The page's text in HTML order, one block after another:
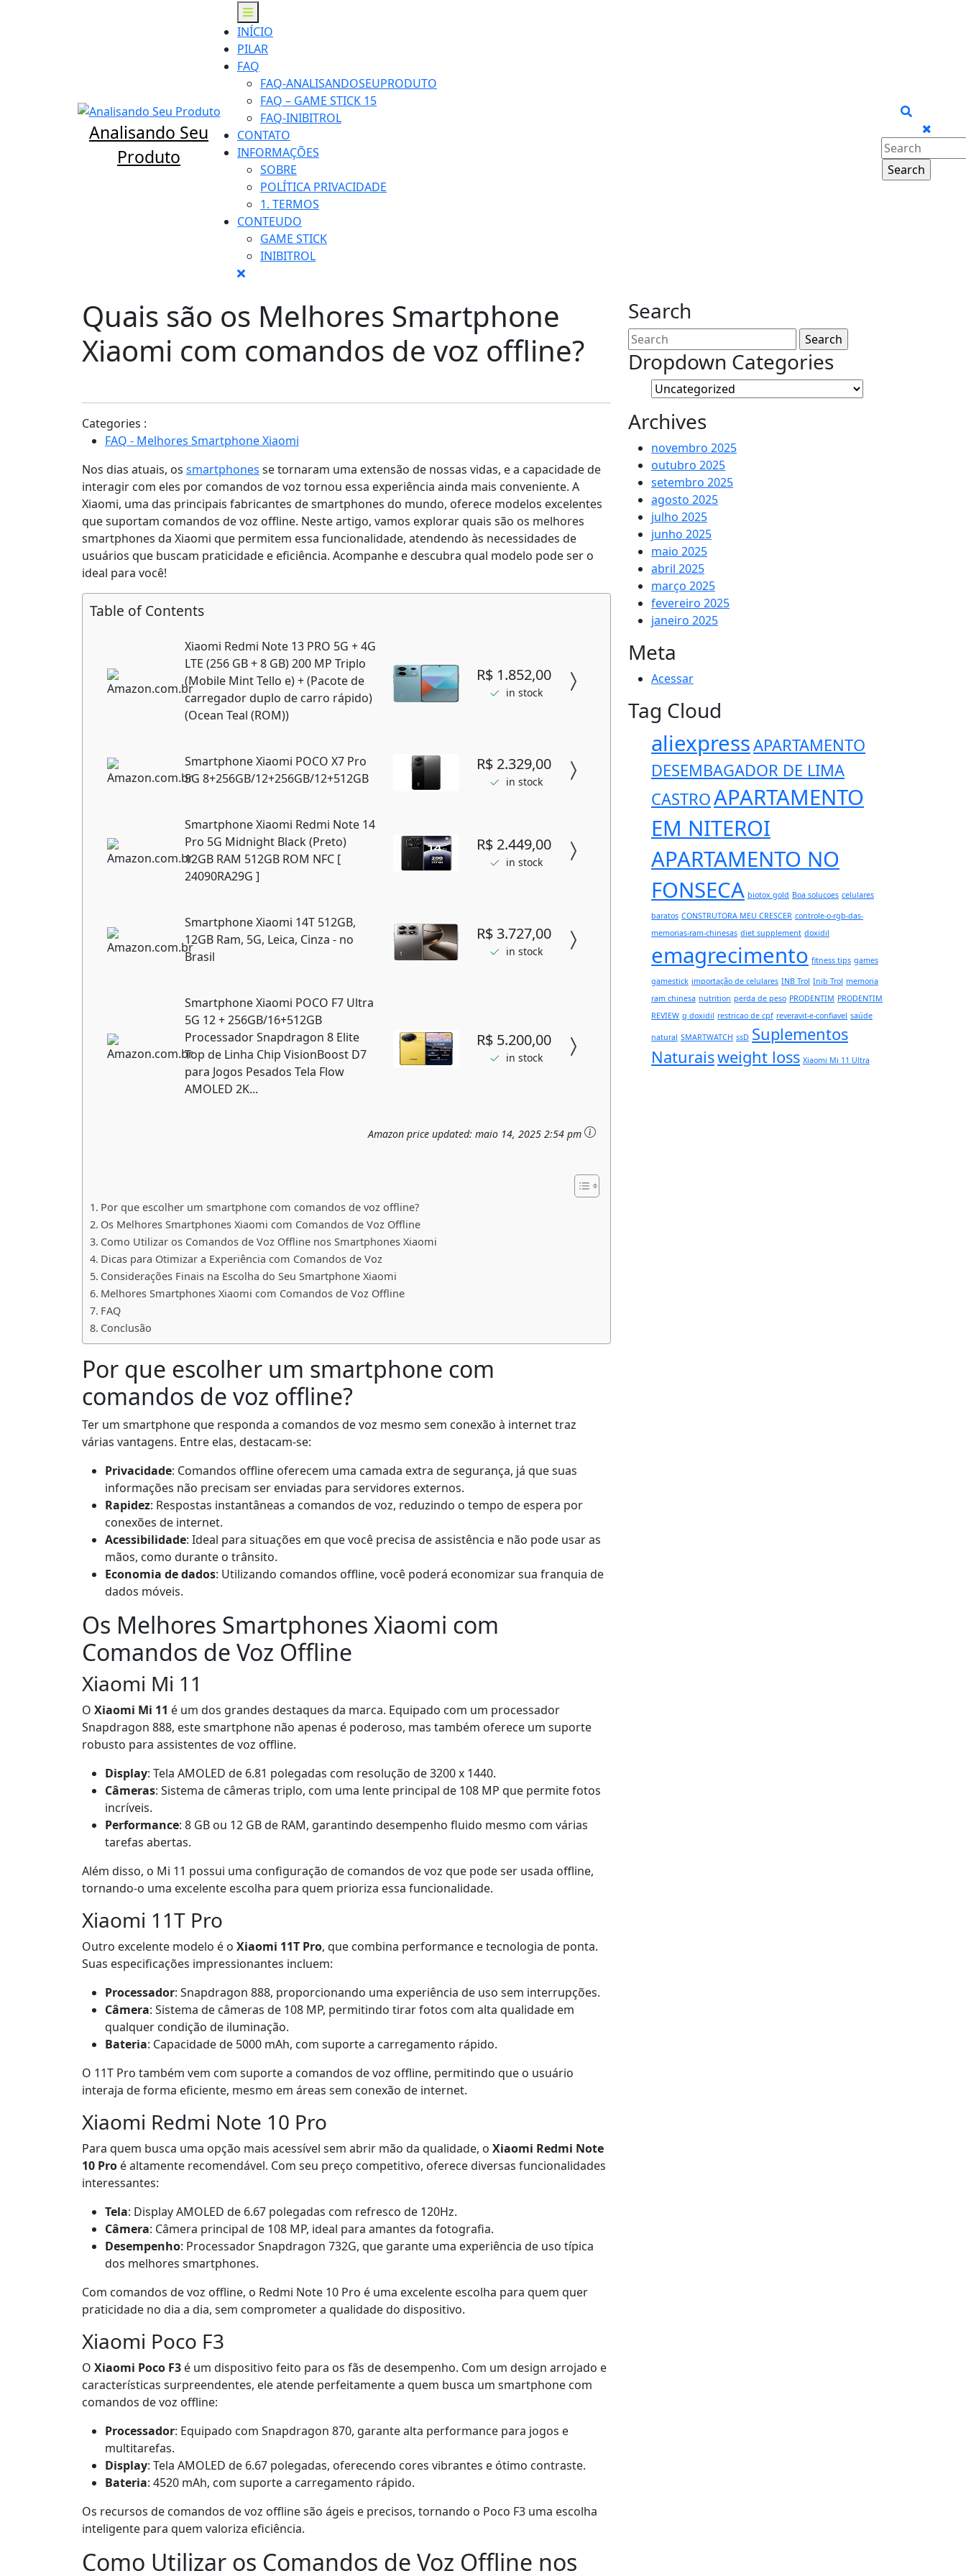
Analisando Seu
Produto
Open
Menu
INÍCIO
PILAR
FAQ
FAQ-ANALISANDOSEUPRODUTO
FAQ – GAME STICK 15
FAQ-INIBITROL
CONTATO
INFORMAÇÕES
SOBRE
POLÍTICA PRIVACIDADE
1. TERMOS
CONTEUDO
GAME STICK
INIBITROL
Close
Search
for:
Quais são os Melhores Smartphone
Xiaomi com comandos de voz offline?
Categories :
FAQ - Melhores Smartphone Xiaomi
Nos dias atuais, os smartphones se tornaram uma extensão de nossas vidas, e a capacidade de
interagir com eles por comandos de voz tornou essa experiência ainda mais conveniente. A
Xiaomi, uma das principais fabricantes de smartphones do mundo, oferece modelos excelentes
que suportam comandos de voz offline. Neste artigo, vamos explorar quais são os melhores
smartphones da Xiaomi que permitem essa funcionalidade, atendendo às necessidades de
usuários que buscam praticidade e eficiência. Acompanhe e descubra qual modelo pode ser o
ideal para você!
Table of Contents
Xiaomi Redmi Note 13 PRO 5G + 4G
LTE (256 GB + 8 GB) 200 MP Triplo
(Mobile Mint Tello e) + (Pacote de
carregador duplo de carro rápido)
(Ocean Teal (ROM))
R$ 1.852,00
in stock
Smartphone Xiaomi POCO X7 Pro
5G 8+256GB/12+256GB/12+512GB
R$ 2.329,00
in stock
Smartphone Xiaomi Redmi Note 14
Pro 5G Midnight Black (Preto)
12GB RAM 512GB ROM NFC [
24090RA29G ]
R$ 2.449,00
in stock
Smartphone Xiaomi 14T 512GB,
12GB Ram, 5G, Leica, Cinza - no
Brasil
R$ 3.727,00
in stock
Smartphone Xiaomi POCO F7 Ultra
5G 12 + 256GB/16+512GB
Processador Snapdragon 8 Elite
Top de Linha Chip VisionBoost D7
para Jogos Pesados Tela Flow
AMOLED 2K...
R$ 5.200,00
in stock
Amazon price updated: maio 14, 2025 2:54 pm
Por que escolher um smartphone com comandos de voz offline?
Os Melhores Smartphones Xiaomi com Comandos de Voz Offline
Como Utilizar os Comandos de Voz Offline nos Smartphones Xiaomi
Dicas para Otimizar a Experiência com Comandos de Voz
Considerações Finais na Escolha do Seu Smartphone Xiaomi
Melhores Smartphones Xiaomi com Comandos de Voz Offline
FAQ
Conclusão
Por que escolher um smartphone com
comandos de voz offline?
Ter um smartphone que responda a comandos de voz mesmo sem conexão à internet traz
várias vantagens. Entre elas, destacam-se:
Privacidade: Comandos offline oferecem uma camada extra de segurança, já que suas
informações não precisam ser enviadas para servidores externos.
Rapidez: Respostas instantâneas a comandos de voz, reduzindo o tempo de espera por
conexões de internet.
Acessibilidade: Ideal para situações em que você precisa de assistência e não pode usar as
mãos, como durante o trânsito.
Economia de dados: Utilizando comandos offline, você poderá economizar sua franquia de
dados móveis.
Os Melhores Smartphones Xiaomi com
Comandos de Voz Offline
Xiaomi Mi 11
O Xiaomi Mi 11 é um dos grandes destaques da marca. Equipado com um processador
Snapdragon 888, este smartphone não apenas é poderoso, mas também oferece um suporte
robusto para assistentes de voz offline.
Display: Tela AMOLED de 6.81 polegadas com resolução de 3200 x 1440.
Câmeras: Sistema de câmeras triplo, com uma lente principal de 108 MP que permite fotos
incríveis.
Performance: 8 GB ou 12 GB de RAM, garantindo desempenho fluido mesmo com várias
tarefas abertas.
Além disso, o Mi 11 possui uma configuração de comandos de voz que pode ser usada offline,
tornando-o uma excelente escolha para quem prioriza essa funcionalidade.
Xiaomi 11T Pro
Outro excelente modelo é o Xiaomi 11T Pro, que combina performance e tecnologia de ponta.
Suas especificações impressionantes incluem:
Processador: Snapdragon 888, proporcionando uma experiência de uso sem interrupções.
Câmera: Sistema de câmeras de 108 MP, permitindo tirar fotos com alta qualidade em
qualquer condição de iluminação.
Bateria: Capacidade de 5000 mAh, com suporte a carregamento rápido.
O 11T Pro também vem com suporte a comandos de voz offline, permitindo que o usuário
interaja de forma eficiente, mesmo em áreas sem conexão de internet.
Xiaomi Redmi Note 10 Pro
Para quem busca uma opção mais acessível sem abrir mão da qualidade, o Xiaomi Redmi Note
10 Pro é altamente recomendável. Com seu preço competitivo, oferece diversas funcionalidades
interessantes:
Tela: Display AMOLED de 6.67 polegadas com refresco de 120Hz.
Câmera: Câmera principal de 108 MP, ideal para amantes da fotografia.
Desempenho: Processador Snapdragon 732G, que garante uma experiência de uso típica
dos melhores smartphones.
Com comandos de voz offline, o Redmi Note 10 Pro é uma excelente escolha para quem quer
praticidade no dia a dia, sem comprometer a qualidade do dispositivo.
Xiaomi Poco F3
O Xiaomi Poco F3 é um dispositivo feito para os fãs de desempenho. Com um design arrojado e
características surpreendentes, ele atende perfeitamente a quem busca um smartphone com
comandos de voz offline:
Processador: Equipado com Snapdragon 870, garante alta performance para jogos e
multitarefas.
Display: Tela AMOLED de 6.67 polegadas, oferecendo cores vibrantes e ótimo contraste.
Bateria: 4520 mAh, com suporte a carregamento rápido.
Os recursos de comandos de voz offline são ágeis e precisos, tornando o Poco F3 uma escolha
inteligente para quem valoriza eficiência.
Como Utilizar os Comandos de Voz Offline nos
Search
Search
for:
Dropdown Categories
Archives
novembro 2025
outubro 2025
setembro 2025
agosto 2025
julho 2025
junho 2025
maio 2025
abril 2025
março 2025
fevereiro 2025
janeiro 2025
Meta
Acessar
Tag Cloud
aliexpressAPARTAMENTO
DESEMBAGADOR DE LIMA
CASTROAPARTAMENTO
EM NITEROI
APARTAMENTO NO
FONSECA biotox gold Boa solucoes celulares
baratos CONSTRUTORA MEU CRESCER controle-o-rgb-das-
memorias-ram-chinesas diet supplement doxidil
emagrecimento fitness tips games
gamestick importação de celulares INB Trol Inib Trol memoria
ram chinesa nutrition perda de peso PRODENTIM PRODENTIM
REVIEW q doxidil restricao de cpf reveravit-e-confiavel saúde
natural SMARTWATCH ssD Suplementos
Naturaisweight loss Xiaomi Mi 11 Ultra